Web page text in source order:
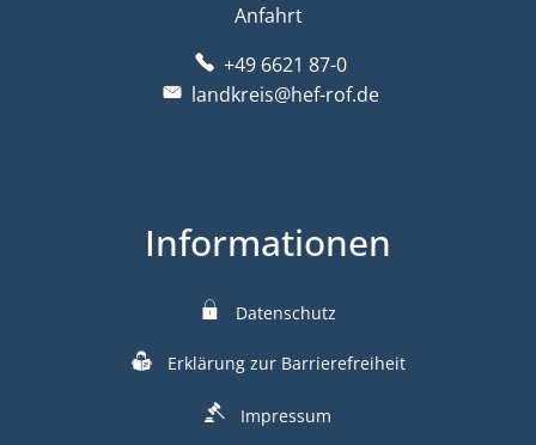
Anfahrt
+49 6621 87-0
landkreis@hef-rof.de
Informationen
Datenschutz
Erklärung zur Barrierefreiheit
Impressum